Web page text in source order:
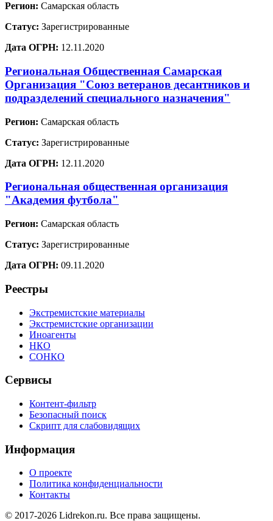
Регион: Самарская область
Статус: Зарегистрированные
Дата ОГРН: 12.11.2020
Региональная Общественная Самарская
Организация "Союз ветеранов десантников и
подразделений специального назначения"
Регион: Самарская область
Статус: Зарегистрированные
Дата ОГРН: 12.11.2020
Региональная общественная организация
"Академия футбола"
Регион: Самарская область
Статус: Зарегистрированные
Дата ОГРН: 09.11.2020
Реестры
Экстремистские материалы
Экстремистские организации
Иноагенты
НКО
СОНКО
Сервисы
Контент-фильтр
Безопасный поиск
Скрипт для слабовидящих
Информация
О проекте
Политика конфиденциальности
Контакты
© 2017-2026 Lidrekon.ru. Все права защищены.